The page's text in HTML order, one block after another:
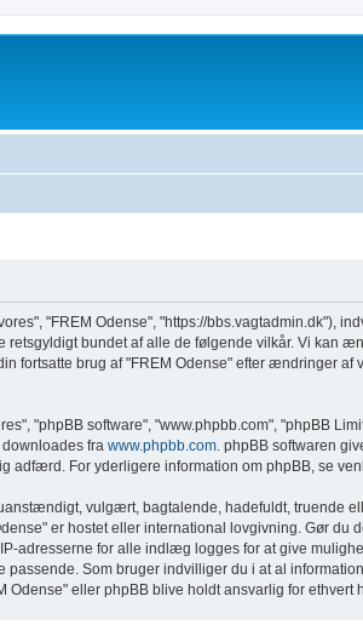
"FREM Odense", "https://
bundet af alle de følgende vilkår. Vi kan
fortsatte brug af "FREM Odense" efter ændringer
"phpBB software", "www.phpbb.com", "phpBB
fra www.phpbb.com. phpBB softwaren
adfærd. For yderligere information om phpBB, se
vulgært, bagtalende, hadefuldt, truende
er hostet eller international lovgivning. Gør
adresserne for alle indlæg logges for at give
passende. Som bruger indvilliger du i at al
eller phpBB blive holdt ansvarlig for